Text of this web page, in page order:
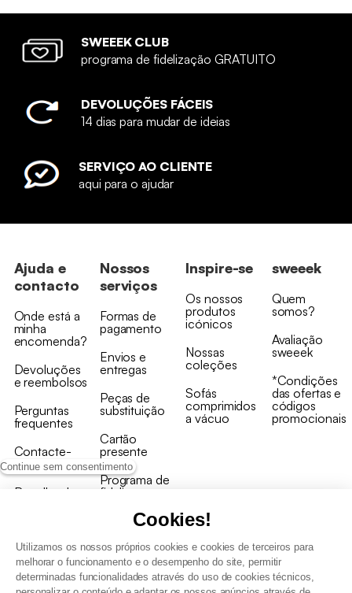
Continue sem consentimento
Cookies!
Utilizamos os nossos próprios cookies e cookies de terceiros para
melhorar o funcionamento e o desempenho do site, permitir
determinadas funcionalidades através do uso de cookies técnicos,
SWEEEK CLUB
programa de fidelização GRATUITO
DEVOLUÇÕES FÁCEIS
14 dias para mudar de ideias
SERVIÇO AO CLIENTE
aqui para o ajudar
Ajuda e
contacto
Onde está a
minha
encomenda?
Devoluções
e reembolsos
Perguntas
frequentes
Contacte-
nos
Recolha de
Nossos
serviços
Formas de
pagamento
Envios e
entregas
Peças de
substituição
Cartão
presente
Programa de
fidelizaçao
Inspire-se
Os nossos
produtos
icónicos
Nossas
coleções
Sofás
comprimidos
a vácuo
sweeek
Quem
somos?
Avaliação
sweeek
*Condições
das ofertas e
códigos
promocionais